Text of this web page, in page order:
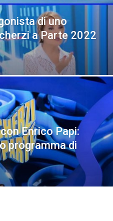
di uno
a Parte 2022
Enrico Papi:
programma di